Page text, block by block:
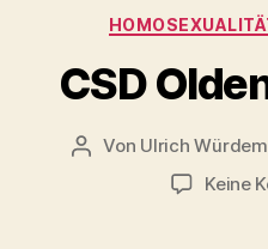
CSD
Beitragsautor
Von Ulrich
Keine